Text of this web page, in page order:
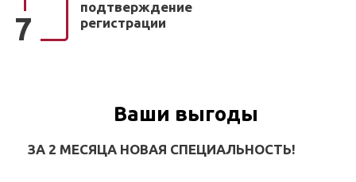
7
подтверждение
регистрации
Ваши выгоды
ЗА 2 МЕСЯЦА НОВАЯ СПЕЦИАЛЬНОСТЬ!